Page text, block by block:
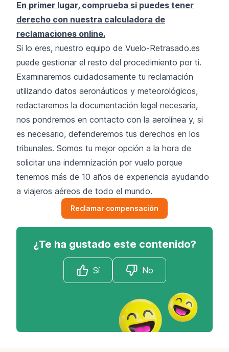
En primer lugar, comprueba si puedes tener
derecho con nuestra calculadora de
reclamaciones online.
Si lo eres, nuestro equipo de Vuelo-Retrasado.es
puede gestionar el resto del procedimiento por ti.
Examinaremos cuidadosamente tu reclamación
utilizando datos aeronáuticos y meteorológicos,
redactaremos la documentación legal necesaria,
nos pondremos en contacto con la aerolínea y, si
es necesario, defenderemos tus derechos en los
tribunales. Somos tu mejor opción a la hora de
solicitar una indemnización por vuelo porque
tenemos más de 10 años de experiencia ayudando
a viajeros aéreos de todo el mundo.
Reclamar compensación
¿Te ha gustado este contenido?
Sí No